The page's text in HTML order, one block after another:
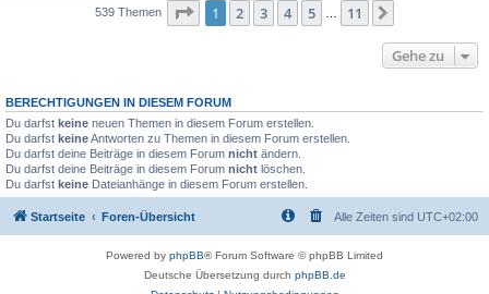
539 Themen Seite 1von 11
1 2 3 4 5 11
Gehe zu
BERECHTIGUNGEN IN DIESEM FORUM
Du darfst keine neuen Themen in diesem Forum erstellen.
Du darfst keineAntworten zu Themen in diesem Forum erstellen.
Du darfst deine Beiträge in diesem Forum nicht ändern.
Du darfst deine Beiträge in diesem Forum nicht löschen.
Du darfst keine Dateianhänge in diesem Forum erstellen.
Startseite Foren-Übersicht Alle Zeiten sind UTC+02:00
Powered by phpBB® Forum Software © phpBB Limited
Deutsche Übersetzung durch phpBB.de